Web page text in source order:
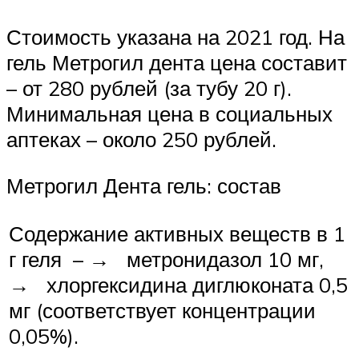
Стоимость указана на 2021 год. На
гель Метрогил дента цена составит
– от 280 рублей (за тубу 20 г).
Минимальная цена в социальных
аптеках – около 250 рублей.
Метрогил Дента гель: состав
Содержание активных веществ в 1
г геля – → метронидазол 10 мг,
→ хлоргексидина диглюконата 0,5
мг (соответствует концентрации
0,05%).